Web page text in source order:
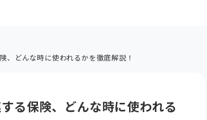
、どんな時に使われるかを徹底解説！
る保険、どんな時に使われる